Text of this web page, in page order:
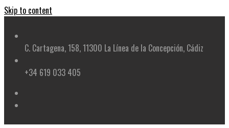
Skip to content
C. Cartagena, 158, 11300 La Línea de la Concepción, Cádiz
+34 619 033 405